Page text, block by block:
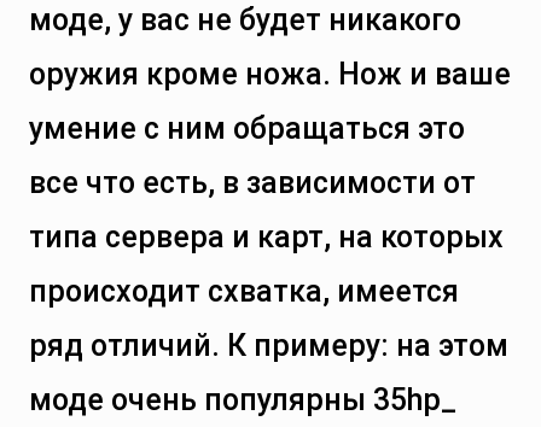
моде, у вас не будет никакого
оружия кроме ножа. Нож и ваше
умение с ним обращаться это
все что есть, в зависимости от
типа сервера и карт, на которых
происходит схватка, имеется
ряд отличий. К примеру: на этом
моде очень популярны 35hp_